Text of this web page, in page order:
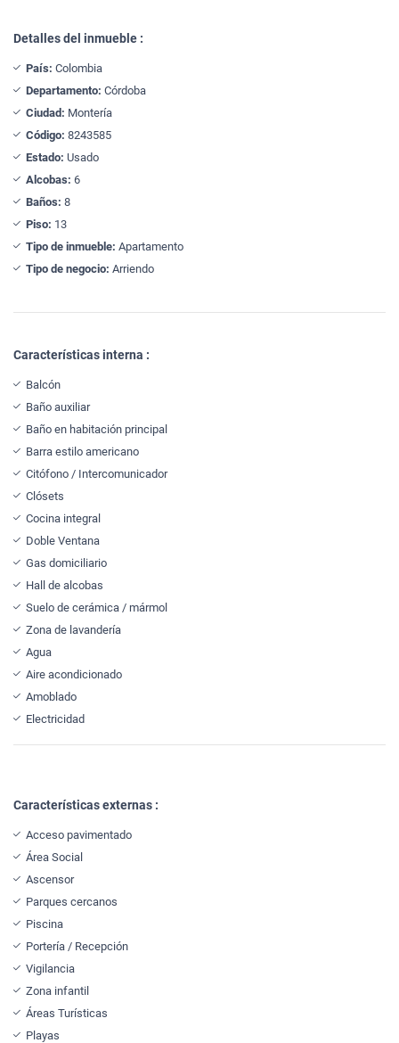
Detalles del inmueble :
País: Colombia
Departamento: Córdoba
Ciudad: Montería
Código: 8243585
Estado: Usado
Alcobas: 6
Baños: 8
Piso: 13
Tipo de inmueble: Apartamento
Tipo de negocio: Arriendo
Características interna :
Balcón
Baño auxiliar
Baño en habitación principal
Barra estilo americano
Citófono / Intercomunicador
Clósets
Cocina integral
Doble Ventana
Gas domiciliario
Hall de alcobas
Suelo de cerámica / mármol
Zona de lavandería
Agua
Aire acondicionado
Amoblado
Electricidad
Características externas :
Acceso pavimentado
Área Social
Ascensor
Parques cercanos
Piscina
Portería / Recepción
Vigilancia
Zona infantil
Áreas Turísticas
Playas